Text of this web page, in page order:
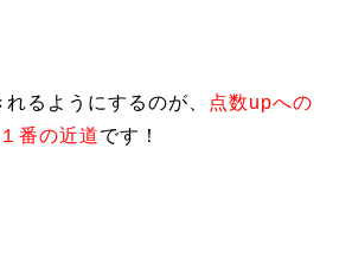
るようにするのが、 点数upへの
１番の近道です！